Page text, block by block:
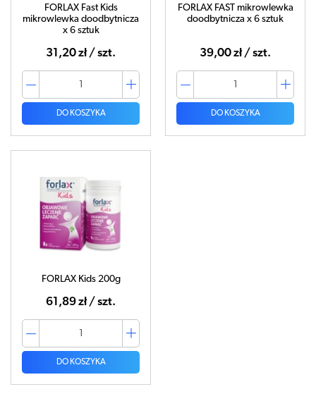
FORLAX Fast Kids
mikrowlewka doodbytnicza
x 6 sztuk
31,20 zł / szt.
DO KOSZYKA
FORLAX FAST mikrowlewka
doodbytnicza x 6 sztuk
39,00 zł / szt.
DO KOSZYKA
FORLAX Kids 200g
61,89 zł / szt.
DO KOSZYKA